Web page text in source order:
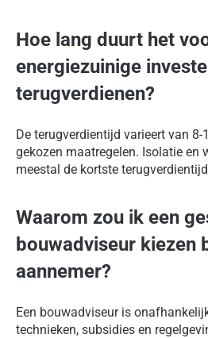
Hoe lang duurt het
energiezuinige
terugverdienen?
De terugverdientijd varieert van
gekozen maatregelen. Isolatie en
meestal de kortste
Waarom zou ik een
bouwadviseur kiezen
aannemer?
Een bouwadviseur is
technieken, subsidies en